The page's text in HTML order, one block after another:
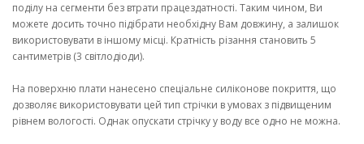
поділу на сегменти без втрати працездатності. Таким чином, Ви
можете досить точно підібрати необхідну Вам довжину, а залишок
використовувати в іншому місці. Кратність різання становить 5
сантиметрів (3 світлодіоди).
На поверхню плати нанесено спеціальне силіконове покриття, що
дозволяє використовувати цей тип стрічки в умовах з підвищеним
рівнем вологості. Однак опускати стрічку у воду все одно не можна.